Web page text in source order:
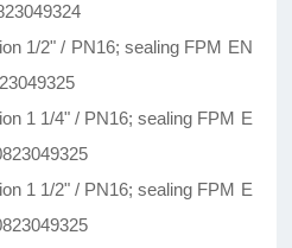
1/2" / PN16; sealing FPM EN
1 1/4" / PN16; sealing FPM E
1 1/2" / PN16; sealing FPM E